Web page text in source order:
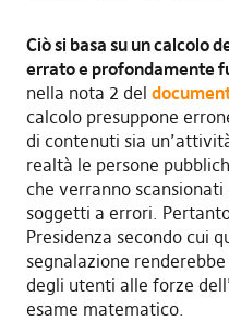
Ciòsi basa su un calcolo
errato e profondamente
nella nota 2 del
calcolo presuppone
di contenuti sia
realtà le persone
che verranno
soggetti a errori.
Presidenza secondo cui
segnalazione
degli utenti alle forze
esame matematico.